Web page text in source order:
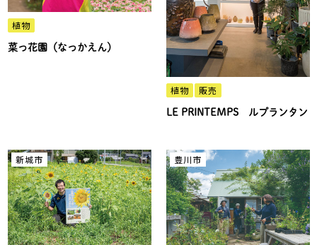
植物
菜っ花園（なっかえん）
植物 販売
LE PRINTEMPS ルプランタン
新城市 豊川市